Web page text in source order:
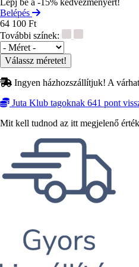
Belépés
64 100 Ft
További színek:
Méret
Ingyen házhozszállítjuk! A
Juta Klub tagoknak 641 pont
Mit kell tudnod az itt megjelenő